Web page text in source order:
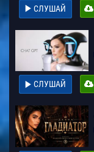
СЛУШАЙ
СЛУШАЙ